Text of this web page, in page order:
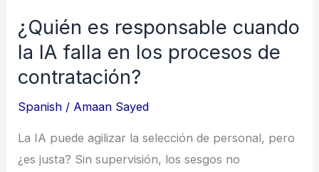
¿Quién es responsable cuando
la IA falla en los procesos de
contratación?
Spanish / Amaan Sayed
La IA puede agilizar la selección de personal, pero
¿es justa? Sin supervisión, los sesgos no
los
procesos
de
contratación?